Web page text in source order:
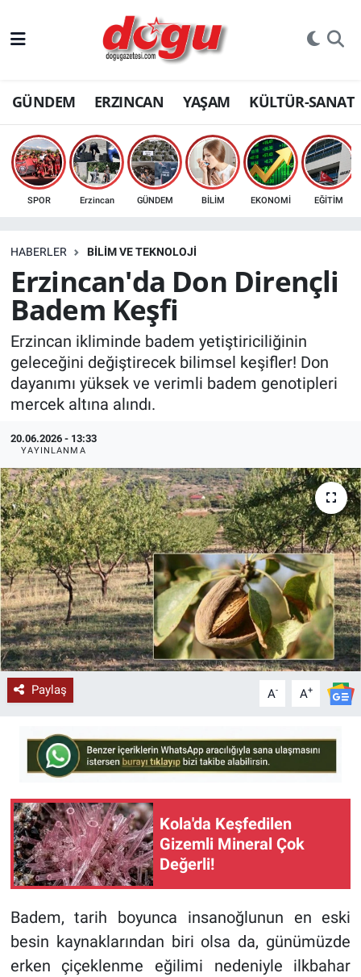
GÜNDEM ERZINCAN YAŞAM KÜLTÜR-SANAT
SPOR Erzincan GÜNDEM BİLİM EKONOMİ EĞİTİM
HABERLER BİLİM VE TEKNOLOJİ
Erzincan'da Don Dirençli
Badem Keşfi
Erzincan ikliminde badem yetiştiriciliğinin
geleceğini değiştirecek bilimsel keşifler! Don
dayanımı yüksek ve verimli badem genotipleri
mercek altına alındı.
20.06.2026 - 13:33
YAYINLANMA
Paylaş A- A+
Kola'da Keşfedilen
Gizemli Mineral Çok
Değerli!
Badem, tarih boyunca insanoğlunun en eski
besin kaynaklarından biri olsa da, günümüzde
erken çiçeklenme eğilimi nedeniyle ilkbahar
ERZINCAN
GÜNDEM
ERZİNCAN FOTOĞRAFLARI
SAĞLIK
EKONOMİ
Bilim, teknoloji
GENEL
KÜLTÜR-SANAT
Yerel Haber
Politika
SPOR
YAŞAM
RESMİ İLAN